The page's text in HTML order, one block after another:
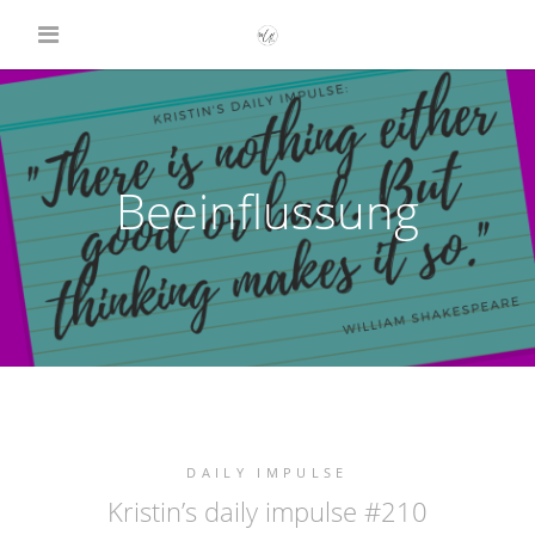
Beeinflussung
DAILY IMPULSE
Kristin’s daily impulse #210